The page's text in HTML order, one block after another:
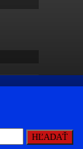
HĽADAŤ